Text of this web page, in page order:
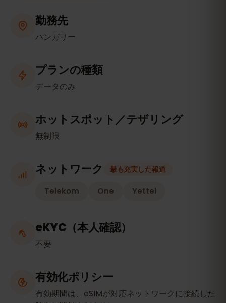
勤務先
ハンガリー
プランの種類
データのみ
ホットスポット／テザリング
無制限
ネットワーク 最も充実した報道
Telekom One Yettel
eKYC（本人確認）
不要
有効化ポリシー
有効期間は、eSIMが対応ネットワークに接続した